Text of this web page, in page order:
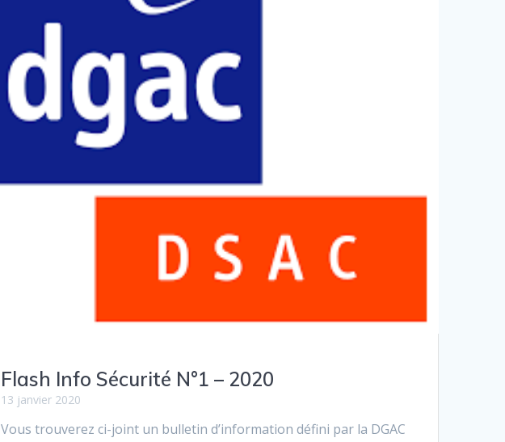
Flash Info Sécurité N°1 – 2020
13 janvier 2020
Vous trouverez ci-joint un bulletin d’information défini par la DGAC